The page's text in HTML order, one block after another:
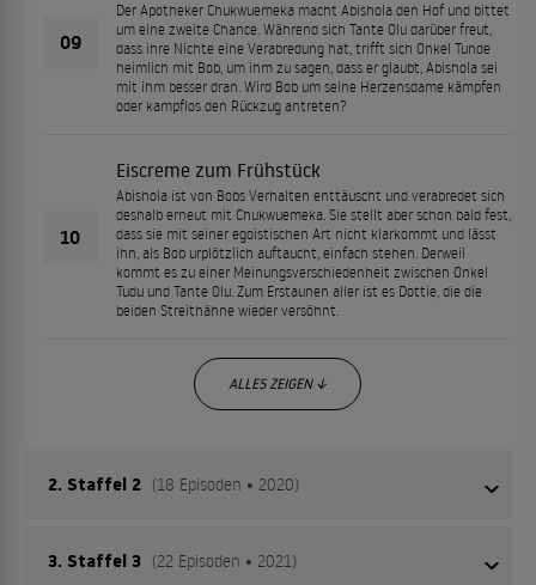
09
Der Apotheker Chukwuemeka macht Abishola den Hof und bittet
um eine zweite Chance. Während sich Tante Olu darüber freut,
dass ihre Nichte eine Verabredung hat, trifft sich Onkel Tunde
heimlich mit Bob, um ihm zu sagen, dass er glaubt, Abishola sei
mit ihm besser dran. Wird Bob um seine Herzensdame kämpfen
oder kampflos den Rückzug antreten?
10
Eiscreme zum Frühstück
Abishola ist von Bobs Verhalten enttäuscht und verabredet sich
deshalb erneut mit Chukwuemeka. Sie stellt aber schon bald fest,
dass sie mit seiner egoistischen Art nicht klarkommt und lässt
ihn, als Bob urplötzlich auftaucht, einfach stehen. Derweil
kommt es zu einer Meinungsverschiedenheit zwischen Onkel
Tudu und Tante Olu. Zum Erstaunen aller ist es Dottie, die die
beiden Streithähne wieder versöhnt.
ALLES ZEIGEN ↓
2. Staffel 2 (18 Episoden • 2020)
Ein Geschäftsmann verliebt sich in die Krankenschwester,
3. Staffel 3 (22 Episoden • 2021)